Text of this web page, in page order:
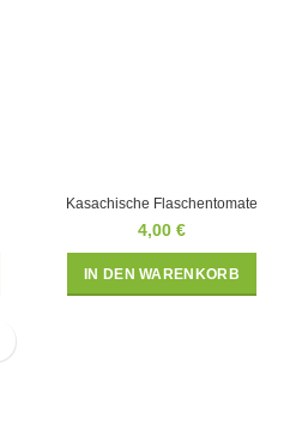
Kasachische Flaschentomate
4,00 €
IN DEN WARENKORB